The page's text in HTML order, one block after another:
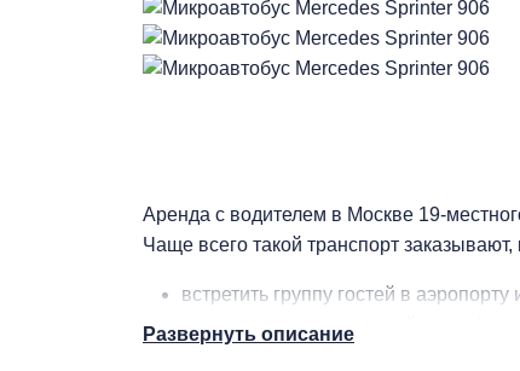
Аренда с водителем в Москве 19-
Чаще всего такой транспорт заказывают,
встретить группу гостей в
Развернуть описание